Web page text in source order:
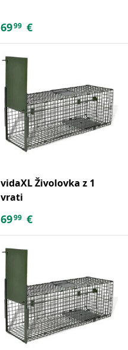
6999 €
vidaXL Živolovka z 1
vrati
6999 €